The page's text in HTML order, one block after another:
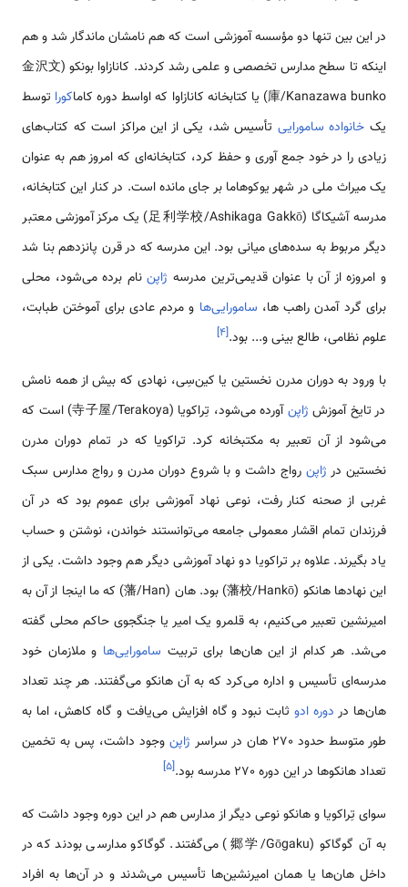
در این بین تنها دو مؤسسه آموزشی است که هم نامشان ماندگار شد و هم
اینکه تا سطح مدارس تخصصی و علمی رشد کردند. کانازاوا بونکو (金沢文
庫/Kanazawa bunko) یا کتابخانه کانازاوا که اواسط دوره کاما
کورا توسط
یک خانواده سامورایی تأسیس شد، یکی از این مراکز است که کتاب‌های
زیادی را در خود جمع آوری و حفظ کرد، کتابخانه‌ای که امروز هم به عنوان
یک میراث ملی در شهر یوکوهاما بر جای مانده است. در کنار این کتابخانه،
مدرسه آشیکاگا (足利学校/Ashikaga Gakkō) یک مرکز آموزشی معتبر
دیگر مربوط به سده‌های میانی بود. این مدرسه که در قرن پانزدهم بنا شد
و امروزه از آن با عنوان قدیمی‌ترین مدرسه ژاپننام برده می‌شود، محلی
برای گرد آمدن راهب ها، سامورایی‌ها و مردم عادی برای آموختن طبابت،
علوم نظامی، طالع بینی و... بود.[۴]
با ورود به دوران مدرن نخستین یا کین‌سِی، نهادی که بیش از همه نامش
در تایخ آموزش ژاپن
آورده می‌شود، تِراکویا (寺子屋/Terakoya) است که
می‌شود از آن تعبیر به مکتبخانه کرد. تراکویا که در تمام دوران مدرن
نخستین در ژاپنرواج داشت و با شروع دوران مدرن و رواج مدارس سبک
غربی از صحنه کنار رفت، نوعی نهاد آموزشی برای عموم بود که در آن
فرزندان تمام اقشار معمولی جامعه می‌توانستند خواندن، نوشتن و حساب
یاد بگیرند. علاوه بر تراکویا دو نهاد آموزشی دیگر هم وجود داشت. یکی از
این نهادها هانکو (藩校/Hankō) بود. هان (藩/Han) که ما اینجا از آن به
امیرنشین تعبیر می‌کنیم، به قلمرو یک امیر یا جنگجوی حاکم محلی گفته
می‌شد. هر کدام از این هان‌ها برای تربیت سامورایی‌ها و ملازمان خود
مدرسه‌ای تأسیس و اداره می‌کرد که به آن هانکو می‌گفتند. هر چند تعداد
هان‌ها در دوره ادوثابت نبود و گاه افزایش می‌یافت و گاه کاهش، اما به
طور متوسط حدود 270 هان در سراسر
ژاپنوجود داشت، پس به تخمین
تعداد هانکوها در این دوره 270 مدرسه بود.
[۵]
سوای تِراکویا و هانکو نوعی دیگر از مدارس هم در این دوره وجود داشت که
به آن گوگاکو (郷学/Gōgaku) می‌گفتند. گوگاکو مدارسی بودند که در
داخل هان‌ها یا همان امیرنشین‌ها تأسیس می‌شدند و در آن‌ها به افراد